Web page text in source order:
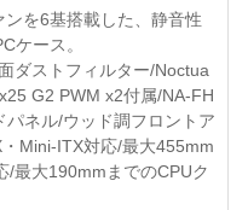
を6基搭載した、静音性
ケース。
ダストフィルター/Noctua
G2 PWM x2付属/NA-FH
ネル/ウッド調フロントア
Mini-ITX対応/最大455mm
/最大190mmまでのCPUク